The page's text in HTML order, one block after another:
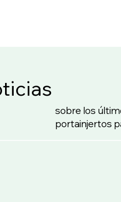
sobre los
portainjertos